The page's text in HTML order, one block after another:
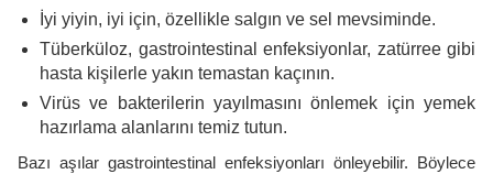
İyi yiyin, iyi için, özellikle salgın ve sel mevsiminde.
Tüberküloz, gastrointestinal enfeksiyonlar, zatürree gibi
hasta kişilerle yakın temastan kaçının.
Virüs ve bakterilerin yayılmasını önlemek için yemek
hazırlama alanlarını temiz tutun.
Bazı aşılar gastrointestinal enfeksiyonları önleyebilir. Böylece